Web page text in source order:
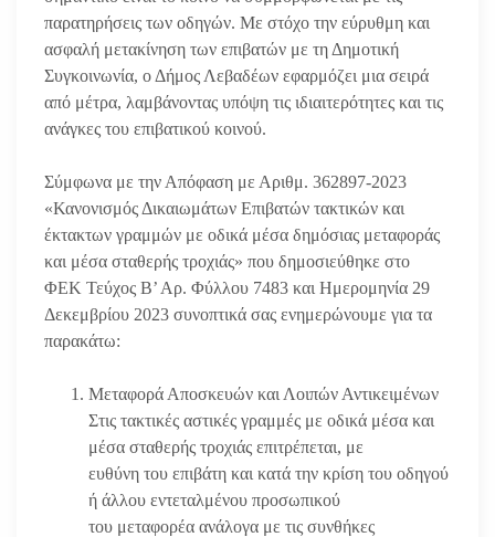
παρατηρήσεις των οδηγών. Με στόχο την εύρυθμη και
ασφαλή μετακίνηση των επιβατών με τη Δημοτική
Συγκοινωνία, ο Δήμος Λεβαδέων εφαρμόζει μια σειρά
από μέτρα, λαμβάνοντας υπόψη τις ιδιαιτερότητες και τις
ανάγκες του επιβατικού κοινού.
Σύμφωνα με την Απόφαση με Αριθμ. 362897-2023
«Κανονισμός Δικαιωμάτων Επιβατών τακτικών και
έκτακτων γραμμών με οδικά μέσα δημόσιας μεταφοράς
και μέσα σταθερής τροχιάς» που δημοσιεύθηκε στο
ΦΕΚ Τεύχος Β’ Αρ. Φύλλου 7483 και Ημερομηνία 29
Δεκεμβρίου 2023 συνοπτικά σας ενημερώνουμε για τα
παρακάτω:
Μεταφορά Αποσκευών και Λοιπών Αντικειμένων
Στις τακτικές αστικές γραμμές με οδικά μέσα και
μέσα σταθερής τροχιάς επιτρέπεται, με
ευθύνη του επιβάτη και κατά την κρίση του οδηγού
ή άλλου εντεταλμένου προσωπικού
του μεταφορέα ανάλογα με τις συνθήκες